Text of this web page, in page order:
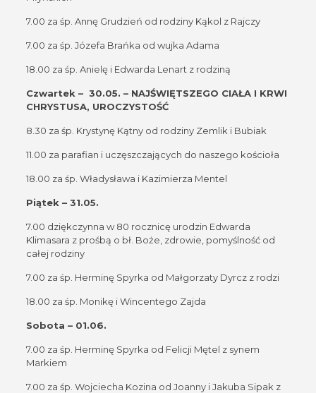
7.00 za śp. Annę Grudzień od rodziny Kąkol z Rajczy
7.00 za śp. Józefa Brańka od wujka Adama
18.00 za śp. Anielę i Edwarda Lenart z rodziną
Czwartek – 30.05. – NAJŚWIĘTSZEGO CIAŁA I KRWI
CHRYSTUSA, UROCZYSTOŚĆ
8.30 za śp. Krystynę Kątny od rodziny Zemlik i Bubiak
11.00 za parafian i uczęszczających do naszego kościoła
18.00 za śp. Władysława i Kazimierza Mentel
Piątek – 31.05.
7.00 dziękczynna w 80 rocznicę urodzin Edwarda
Klimasara z prośbą o bł. Boże, zdrowie, pomyślność od
całej rodziny
7.00 za śp. Herminę Spyrka od Małgorzaty Dyrcz z rodzi
18.00 za śp. Monikę i Wincentego Zajda
Sobota – 01.06.
7.00 za śp. Herminę Spyrka od Felicji Mętel z synem
Markiem
7.00 za śp. Wojciecha Kozina od Joanny i Jakuba Sipak z